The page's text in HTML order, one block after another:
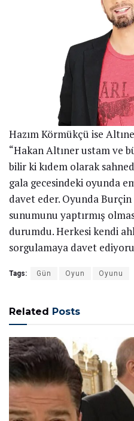
Hazım Körmükçü ise
“Hakan Altıner ustam ve
bilir ki kıdem olarak
gala gecesindeki oyunda
davet eder. Oyunda
sunumunu yaptırmış
durumdu. Herkesi kendi
sorgulamaya davet
Tags: Gün Oyun Oyunu
Related Posts